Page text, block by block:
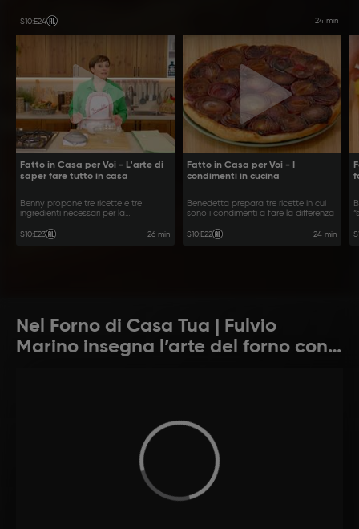
S10:E24 24 min
Fatto in Casa per Voi - L'arte di
saper fare tutto in casa
Benny propone tre ricette e tre
ingredienti necessari per la
S10:E23 26 min
Fatto in Casa per Voi - I
condimenti in cucina
Benedetta prepara tre ricette in cui
sono i condimenti a fare la differenza
S10:E22 24 min
Nel Forno di Casa Tua | Fulvio
Marino insegna l’arte del forno con